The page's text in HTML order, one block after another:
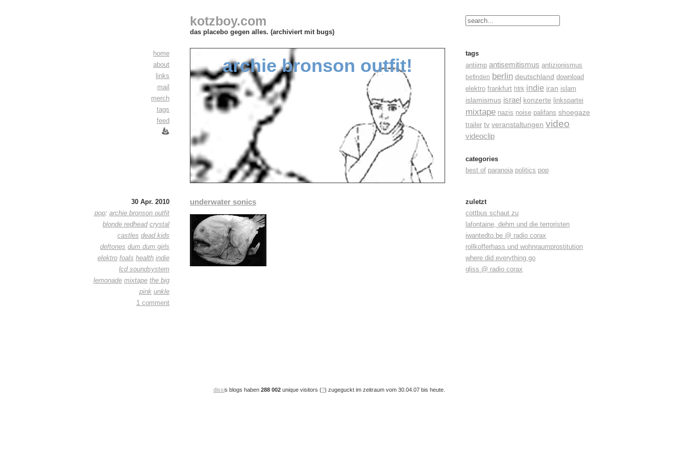
kotzboy.com
das placebo gegen alles. (archiviert mit bugs)
home
about
links
mail
merch
tags
feed
archie bronson outfit!
tags
antiimp antisemitismus antizionismus
befinden berlin deutschland download
elektro frankfurt htrk indie iran islam
islamismus israel konzerte linkspartei
mixtape nazis noise palifans shoegaze
trailer tv veranstaltungen video
videoclip
categories
best of paranoia politics pop
30 Apr. 2010
pop: archie bronson outfit
blonde redhead crystal
castles dead kids
deftones dum dum girls
elektro foals health indie
lcd soundsystem
lemonade mixtape the big
pink unkle
1 comment
underwater sonics
zuletzt
cottbus schaut zu
lafontaine, dehm und die terroristen
iwantedto.be @ radio corax
rollkofferhass und wohnraumprostitution
where did everything go
gliss @ radio corax
dissis blogs haben 288 002 unique visitors (?) zugeguckt im zeitraum vom 30.04.07 bis heute.